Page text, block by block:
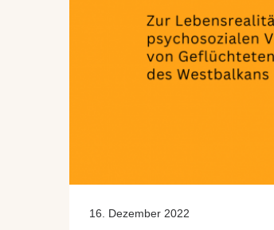
16. Dezember 2022